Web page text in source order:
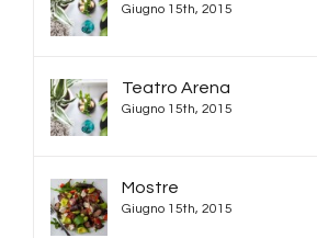
Giugno 15th, 2015
Teatro Arena
Giugno 15th, 2015
Mostre
Giugno 15th, 2015